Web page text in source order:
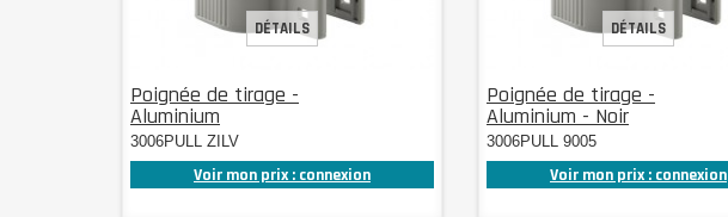
Poignée de tirage -
Aluminium
3006PULL ZILV
Voir mon prix : connexion
DÉTAILS
Poignée de tirage -
Aluminium - Noir
3006PULL 9005
Voir mon prix : connexion
DÉTAILS